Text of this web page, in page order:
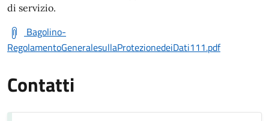
di servizio.
Bagolino-
RegolamentoGeneralesullaProtezionedeiDati111.pdf
Contatti